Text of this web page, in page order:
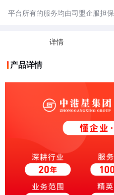
平台所有的服务均由司盟企服担保
详情
产品详情